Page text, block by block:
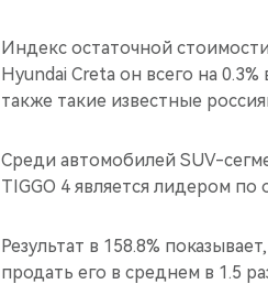
Индекс остаточной
Hyundai Creta он всего на
также такие известные
Среди автомобилей SUV-
TIGGO 4 является лидером по
Результат в 158.8%
продать его в среднем в 1.5